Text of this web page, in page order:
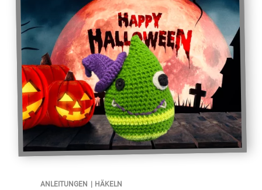
Monster Tiffy
ANLEITUNGEN HÄKELN